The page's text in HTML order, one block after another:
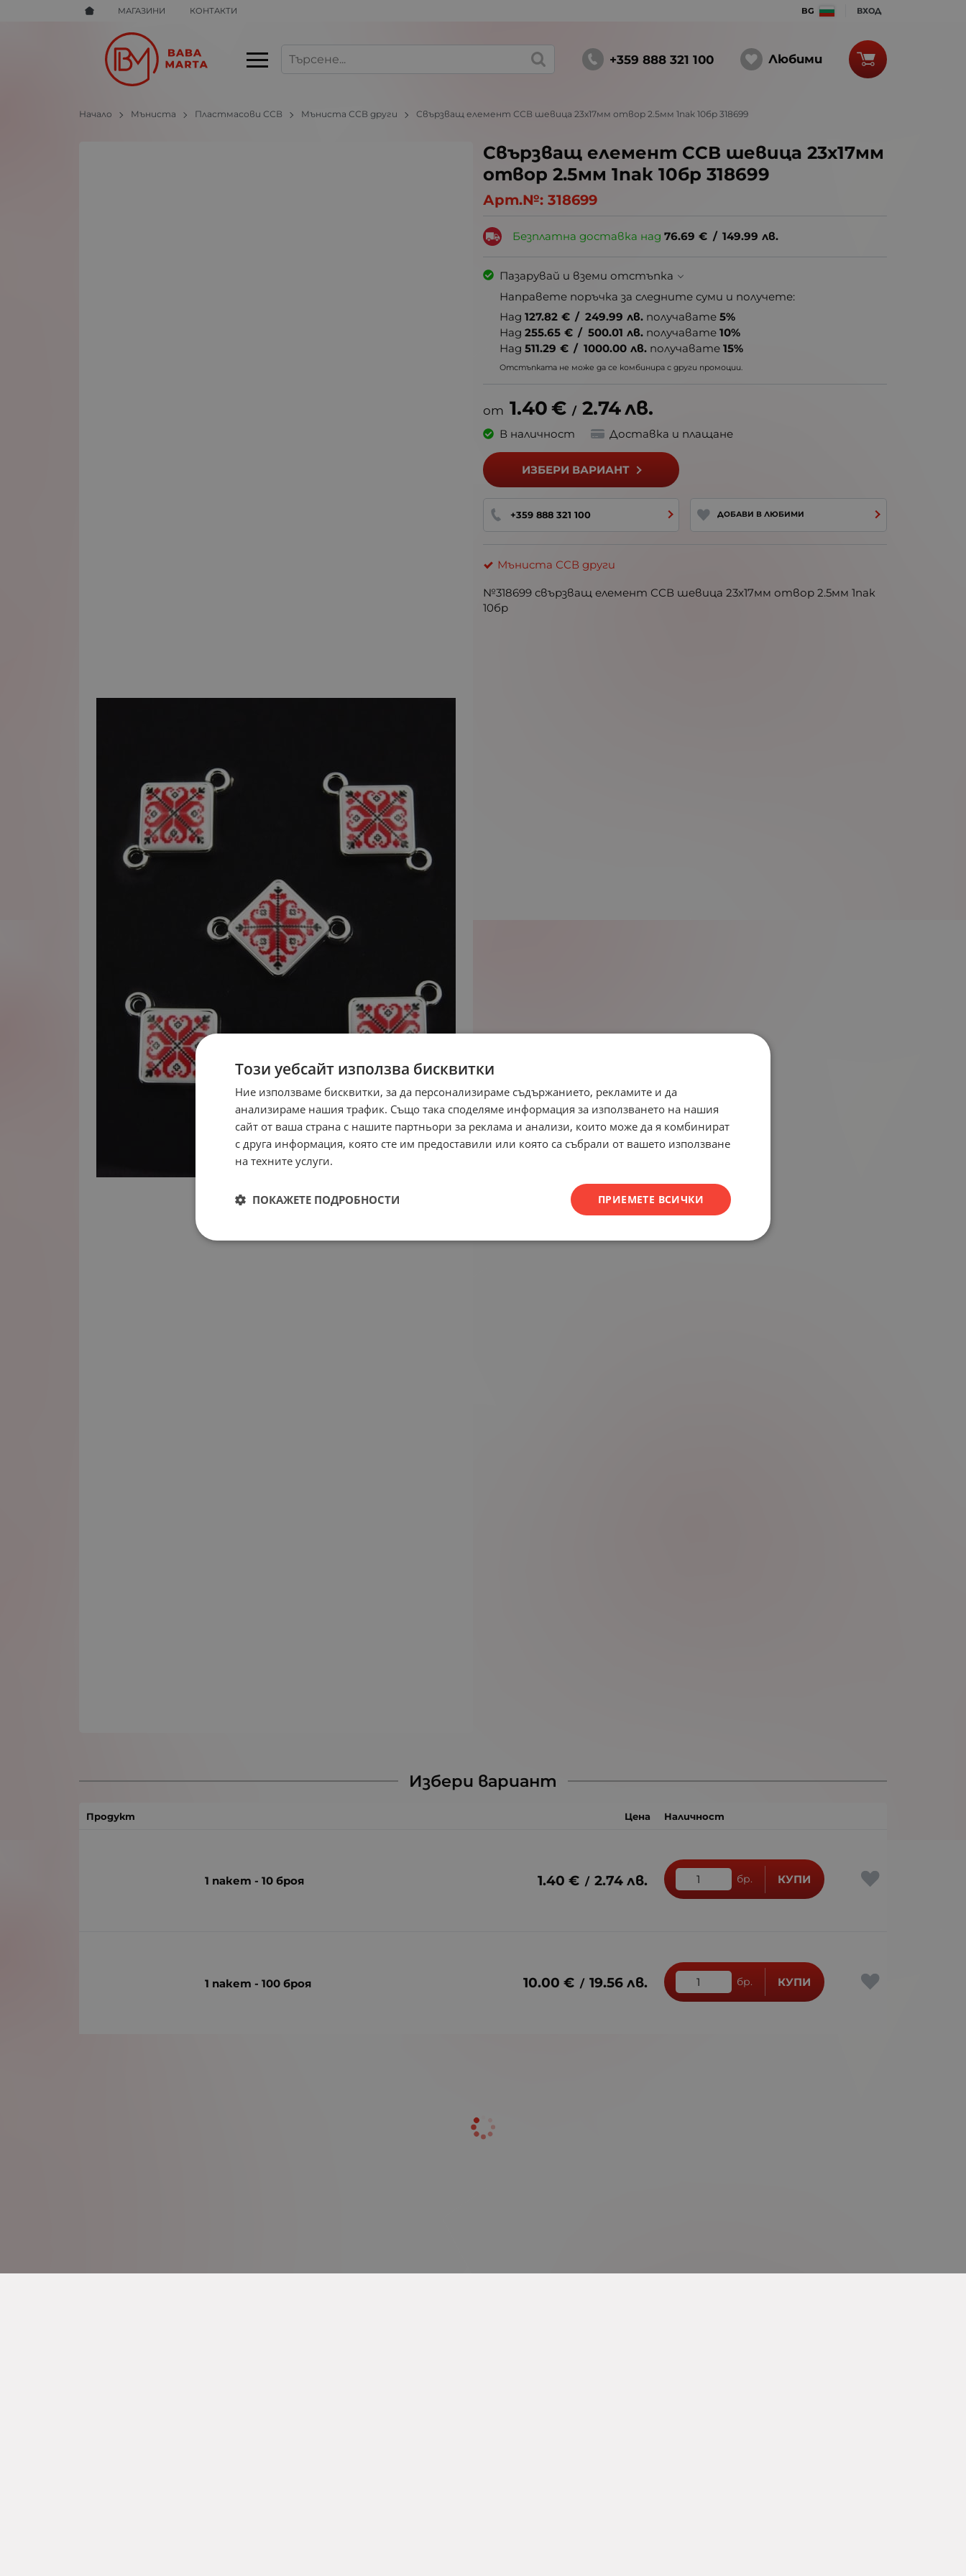
МАГАЗИНИ КОНТАКТИ BG ВХОД
+359 888 321 100 Любими
Начало Мъниста Пластмасови ССВ Мъниста ССВ други Свързващ елемент ССВ шевица 23х17мм отвор 2.5мм 1пак 10бр 318699
Свързващ елемент ССВ шевица 23х17мм
отвор 2.5мм 1пак 10бр 318699
Арт.№: 318699
Безплатна доставка над76.69 € / 149.99 лв.
Пазарувай и вземи отстъпка
Направете поръчка за следните суми и получете:
Над 127.82 € / 249.99 лв.получавате 5%
Над 255.65 € / 500.01 лв.получавате 10%
Над 511.29 € / 1000.00 лв.получавате 15%
Отстъпката не може да се комбинира с други промоции.
1.40€ / 2.74лв.
В наличност Доставка и плащане
ИЗБЕРИ ВАРИАНТ
+359 888 321 100 ДОБАВИ В ЛЮБИМИ
Мъниста ССВ други
№318699 свързващ елемент ССВ шевица 23х17мм отвор 2.5мм 1пак
10бр
Избери вариант
Продукт Цена Наличност
1 пакет - 10 броя 1.40 € / 2.74 лв. бр. КУПИ
1 пакет - 100 броя 10.00 € / 19.56 лв. бр. КУПИ
Този уебсайт използва бисквитки
Ние използваме бисквитки, за да персонализираме съдържанието, рекламите и да
анализираме нашия трафик. Също така споделяме информация за използването на нашия
сайт от ваша страна с нашите партньори за реклама и анализи, които може да я комбинират
с друга информация, която сте им предоставили или която са събрали от вашето използване
на техните услуги.
ПРИЕМЕТЕ ВСИЧКИ
ПОКАЖЕТЕ ПОДРОБНОСТИ